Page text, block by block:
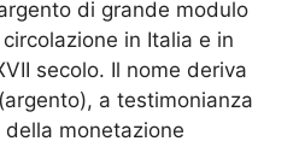
di grande modulo
in Italia e in
secolo. Il nome deriva
a testimonianza
della monetazione